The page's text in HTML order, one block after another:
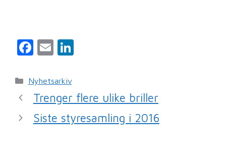
F
c
e
b
o
E
ai
l
e
dI
n
Kategorier
Nyhetsarkiv
Trenger flere ulike briller
Siste styresamling i 2016